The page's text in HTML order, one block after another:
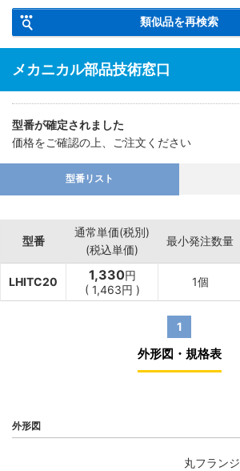
類似品を再検索
メカニカル部品技術窓口
型番が確定されました
価格をご確認の上、ご注文ください
型番リスト
型番
通常単価(税別)
(税込単価)
最小発注数量
LHITC20 1,330円
( 1,463円 )
1個
1
外形図・規格表
外形図
丸フランジ